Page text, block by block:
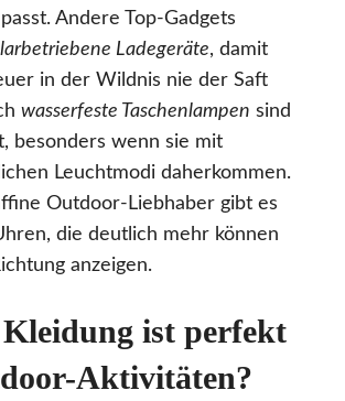
Andere Top-Gadgets
Ladegeräte, damit
in der Wildnis nie der Saft
wasserfeste Taschenlampen sind
besonders wenn sie mit
Leuchtmodi daherkommen.
Outdoor-Liebhaber gibt es
die deutlich mehr können
anzeigen.
Kleidung ist perfekt
Aktivitäten?